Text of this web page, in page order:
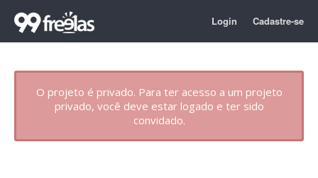
Login Cadastre-se
O projeto é privado. Para ter acesso a um projeto
privado, você deve estar logado e ter sido
convidado.